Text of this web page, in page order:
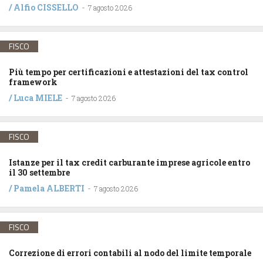
/Alfio CISSELLO - 7 agosto 2026
FISCO
Più tempo per certificazioni e attestazioni del tax control
framework
/Luca MIELE - 7 agosto 2026
FISCO
Istanze per il tax credit carburante imprese agricole entro
il 30 settembre
/Pamela ALBERTI - 7 agosto 2026
FISCO
Correzione di errori contabili al nodo del limite temporale